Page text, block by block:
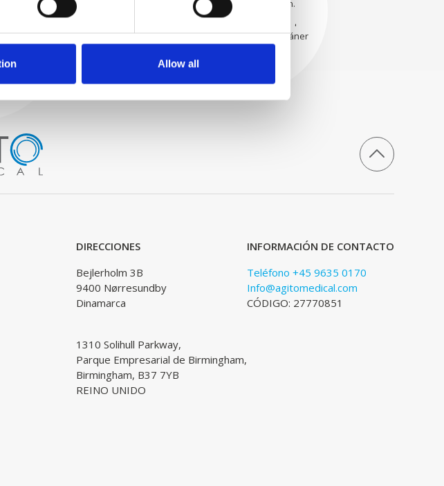
Allow all
de
Nuestros técnicos
experimentados evalúan
cuidadosamente cada escáner
y sus componentes.
daños ni contaminación.
DIRECCIONES
Bejlerholm 3B
9400 Nørresundby
Dinamarca
1310 Solihull Parkway,
Parque Empresarial de Birmingham,
Birmingham, B37 7YB
REINO UNIDO
INFORMACIÓN DE CONTACTO
Teléfono +45 9635 0170
Info@agitomedical.com
CÓDIGO: 27770851